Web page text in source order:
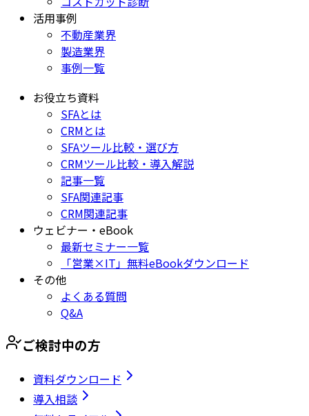
活用事例
不動産業界
製造業界
事例一覧
お役立ち資料
SFAとは
CRMとは
SFAツール比較・選び方
CRMツール比較・導入解説
記事一覧
SFA関連記事
CRM関連記事
ウェビナー・eBook
最新セミナー一覧
「営業×IT」無料eBookダウンロード
その他
よくある質問
Q&A
ご検討中の方
資料ダウンロード
導入相談